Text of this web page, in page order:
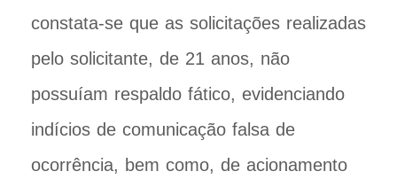
constata-se que as solicitações realizadas
pelo solicitante, de 21 anos, não
possuíam respaldo fático, evidenciando
indícios de comunicação falsa de
ocorrência, bem como, de acionamento